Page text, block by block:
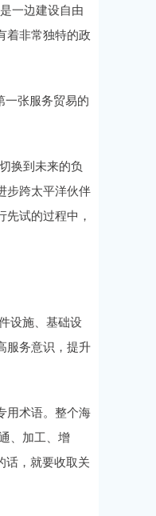
一边建设自由
着非常独特的政
一张服务贸易的
换到未来的负
步跨太平洋伙伴
试的过程中，
设施、基础设
服务意识，提升
用术语。整个海
、加工、增
话，就要收取关